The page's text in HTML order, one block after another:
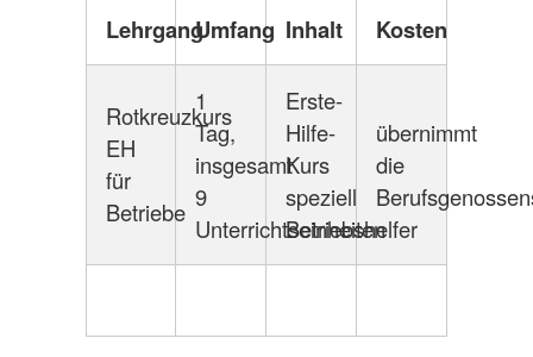
LehrgangUmfang Inhalt Kosten
Rotkreuzkurs
EH
für
Betriebe
1
Tag,
insgesamt
9
Unterrichtseinheiten
Erste-
Hilfe-
Kurs
speziell
Betriebshelfer
übernimmt
die